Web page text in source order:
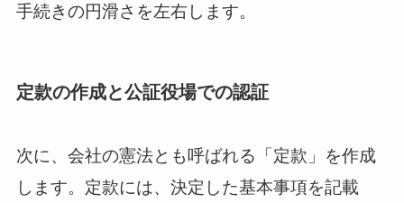
手続きの円滑さを左右します。
定款の作成と公証役場での認証
次に、会社の憲法とも呼ばれる「定款」を作成
します。定款には、決定した基本事項を記載